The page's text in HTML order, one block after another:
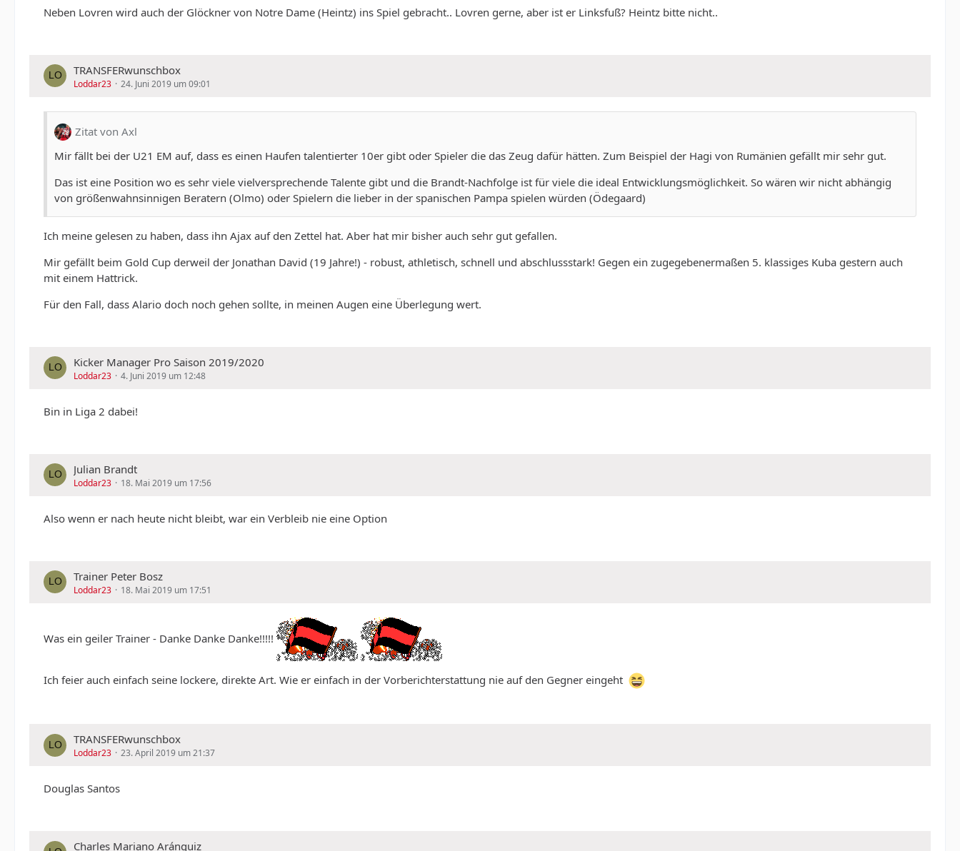
Neben Lovren wird auch der Glöckner von Notre Dame (Heintz) ins Spiel gebracht.. Lovren gerne, aber ist er Linksfuß? Heintz bitte nicht..
TRANSFERwunschbox
Loddar23 24. Juni 2019 um 09:01
Zitat von Axl
Mir fällt bei der U21 EM auf, dass es einen Haufen talentierter 10er gibt oder Spieler die das Zeug dafür hätten. Zum Beispiel der Hagi von Rumänien gefällt mir sehr gut.
Das ist eine Position wo es sehr viele vielversprechende Talente gibt und die Brandt-Nachfolge ist für viele die ideal Entwicklungsmöglichkeit. So wären wir nicht abhängig
von größenwahnsinnigen Beratern (Olmo) oder Spielern die lieber in der spanischen Pampa spielen würden (Ödegaard)
Ich meine gelesen zu haben, dass ihn Ajax auf den Zettel hat. Aber hat mir bisher auch sehr gut gefallen.
Mir gefällt beim Gold Cup derweil der Jonathan David (19 Jahre!) - robust, athletisch, schnell und abschlussstark! Gegen ein zugegebenermaßen 5. klassiges Kuba gestern auch
mit einem Hattrick.
Für den Fall, dass Alario doch noch gehen sollte, in meinen Augen eine Überlegung wert.
Kicker Manager Pro Saison 2019/2020
Loddar23 4. Juni 2019 um 12:48
Bin in Liga 2 dabei!
Julian Brandt
Loddar23 18. Mai 2019 um 17:56
Also wenn er nach heute nicht bleibt, war ein Verbleib nie eine Option
Trainer Peter Bosz
Loddar23 18. Mai 2019 um 17:51
Was ein geiler Trainer - Danke Danke Danke!!!!!
Ich feier auch einfach seine lockere, direkte Art. Wie er einfach in der Vorberichterstattung nie auf den Gegner eingeht
TRANSFERwunschbox
Loddar23 23. April 2019 um 21:37
Douglas Santos
Charles Mariano Aránguiz